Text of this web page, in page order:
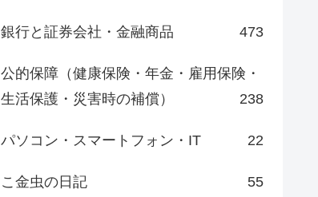
銀行と証券会社・金融商品 473
公的保障（健康保険・年金・雇用保険・
生活保護・災害時の補償）
238
パソコン・スマートフォン・IT 22
こ金虫の日記 55